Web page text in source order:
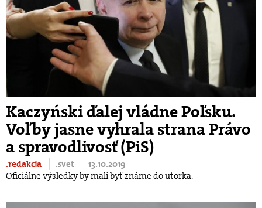
Kaczyński ďalej vládne Poľsku.
Voľby jasne vyhrala strana Právo
a spravodlivosť (PiS)
.redakcia .svet
13.10.2019
Oficiálne výsledky by mali byť známe do utorka.